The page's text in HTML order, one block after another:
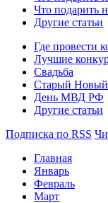
Что подарить
Другие статьи
Где провести
Лучшие
Свадьба
Старый Новый
День МВД РФ
Другие статьи
Подписка по RSS
Главная
Январь
Февраль
Март